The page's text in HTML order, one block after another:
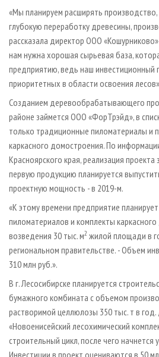
«Мы планируем расширять
глубокую переработку древесины,
рассказала директор ООО
нам нужна хорошая сырьевая база,
предприятию, ведь наш инвестиционный
приоритетных в области освоения
Созданием деревообрабатывающего
районе займется ООО «ФорТрэйд», в
только традиционные пиломатериалы и
каркасного домостроения. По
Красноярского края, реализация
первую продукцию планируется
проектную мощность - в 2019-м.
«К этому времени предприятие
пиломатериалов и комплекты
возведения 30 тыс. м2 жилой площади в
региональном правительстве. - Объем
310 млн руб.».
В г. Лесосибирске планируется
бумажного комбината с объемом
растворимой целлюлозы 350 тыс. т в
«Новоенисейский лесохимический
строительный цикл, после чего